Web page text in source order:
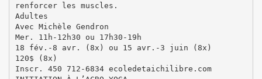
renforcer les muscles.
Adultes
Avec Michèle Gendron
Mer. 11h-12h30 ou 17h30-19h
18 fév.-8 avr. (8x) ou 15 avr.-3 juin (8x)
120$ (8x)
Inscr. 450 712-6834 ecoledetaichilibre.com